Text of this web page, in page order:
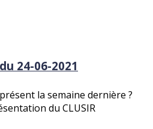
24-06-2021
la semaine dernière ?
du CLUSIR